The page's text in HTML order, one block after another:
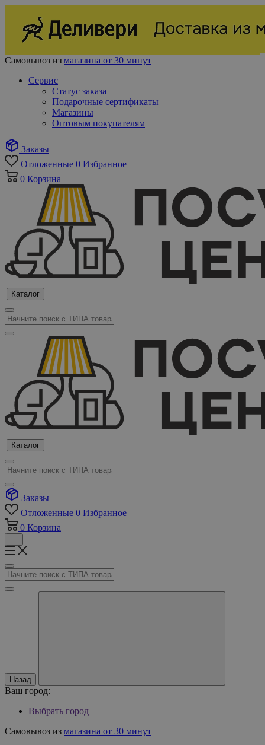
Самовывоз из магазина от 30 минут
Сервис
Статус заказа
Подарочные сертификаты
Магазины
Оптовым покупателям
Заказы
Отложенные 0 Избранное
0 Корзина
Каталог
Каталог
Заказы
Отложенные 0 Избранное
0 Корзина
Назад
Ваш город:
Выбрать город
Самовывоз из магазина от 30 минут